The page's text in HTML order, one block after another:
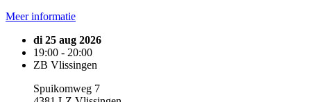
Meer informatie
di 25 aug 2026
19:00 - 20:00
ZB Vlissingen
Spuikomweg 7